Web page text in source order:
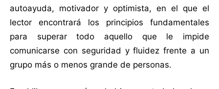
autoayuda, motivador y optimista, en el que el
lector encontrará los principios fundamentales
para superar todo aquello que le impide
comunicarse con seguridad y fluidez frente a un
grupo más o menos grande de personas.